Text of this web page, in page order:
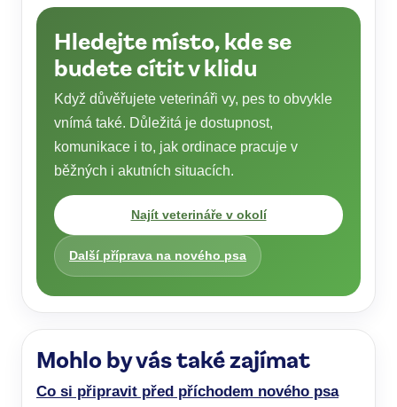
Hledejte místo, kde se
budete cítit v klidu
Když důvěřujete veterináři vy, pes to obvykle
vnímá také. Důležitá je dostupnost,
komunikace i to, jak ordinace pracuje v
běžných i akutních situacích.
Najít veterináře v okolí
Další příprava na nového psa
Mohlo by vás také zajímat
Co si připravit před příchodem nového psa